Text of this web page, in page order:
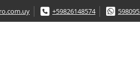
+59826148574